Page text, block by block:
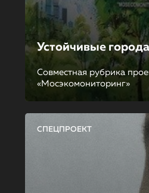
Устойчивые города
Совместная рубрика
«Мосэкомониторинг»
СПЕЦПРОЕКТ